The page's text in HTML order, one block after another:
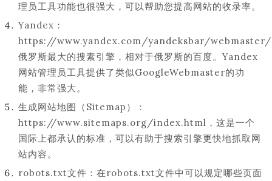
理员工具功能也很强大，可以帮助您提高网站的收录率。
Yandex：
https://www.yandex.com/yandeksbar/webmaster/
俄罗斯最大的搜素引擎，相对于俄罗斯的百度。Yandex
网站管理员工具提供了类似GoogleWebmaster的功
能，非常强大。
生成网站地图（Sitemap）：
https://www.sitemaps.org/index.html，这是一个
国际上都承认的标准，可以有助于搜索引擎更快地抓取网
站内容。
robots.txt文件：在robots.txt文件中可以规定哪些页面